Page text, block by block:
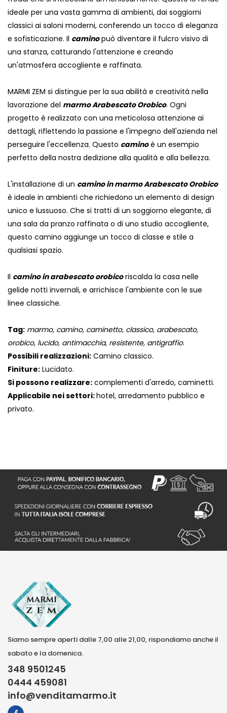
ideale per una vasta gamma di ambienti, dai soggiorni
classici ai saloni moderni, conferendo un tocco di eleganza
e sofisticazione. Il caminopuò diventare il fulcro visivo di
una stanza, catturando l'attenzione e creando
un'atmosfera accogliente e raffinata.
MARMI ZEM si distingue per la sua abilità e creatività nella
lavorazione del marmo Arabescato Orobico. Ogni
progetto è realizzato con una meticolosa attenzione ai
dettagli, riflettendo la passione e l'impegno dell'azienda nel
perseguire l'eccellenza. Questo caminoè un esempio
perfetto della nostra dedizione alla qualità e alla bellezza.
L'installazione di un camino in marmo Arabescato Orobico
è ideale in ambienti che richiedono un elemento di design
unico e lussuoso. Che si tratti di un soggiorno elegante, di
una sala da pranzo raffinata o di uno studio accogliente,
questo camino aggiunge un tocco di classe e stile a
qualsiasi spazio.
Il camino in arabescato orobicoriscalda la casa nelle
gelide notti invernali, e arrichisce l'ambiente con le sue
linee classiche.
Tag: marmo, camino, caminetto, classico, arabescato,
orobico, lucido, antimacchia, resistente, antigraffio.
Possibili realizzazioni: Camino classico.
Finiture: Lucidato.
Si possono realizzare: complementi d'arredo, caminetti.
Applicabile nei settori:hotel, arredamento pubblico e
privato.
Siamo sempre aperti dalle 7,00 alle 21,00, rispondiamo anche il
sabato e la domenica.
348 9501245
0444 459081
info@venditamarmo.it